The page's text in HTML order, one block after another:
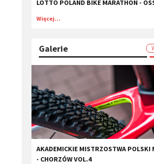
LOTTO POLAND BIKE MARATHON -
Więcej...
Galerie
AKADEMICKIE MISTRZOSTWA POLSKI
- CHORZÓW VOL.4